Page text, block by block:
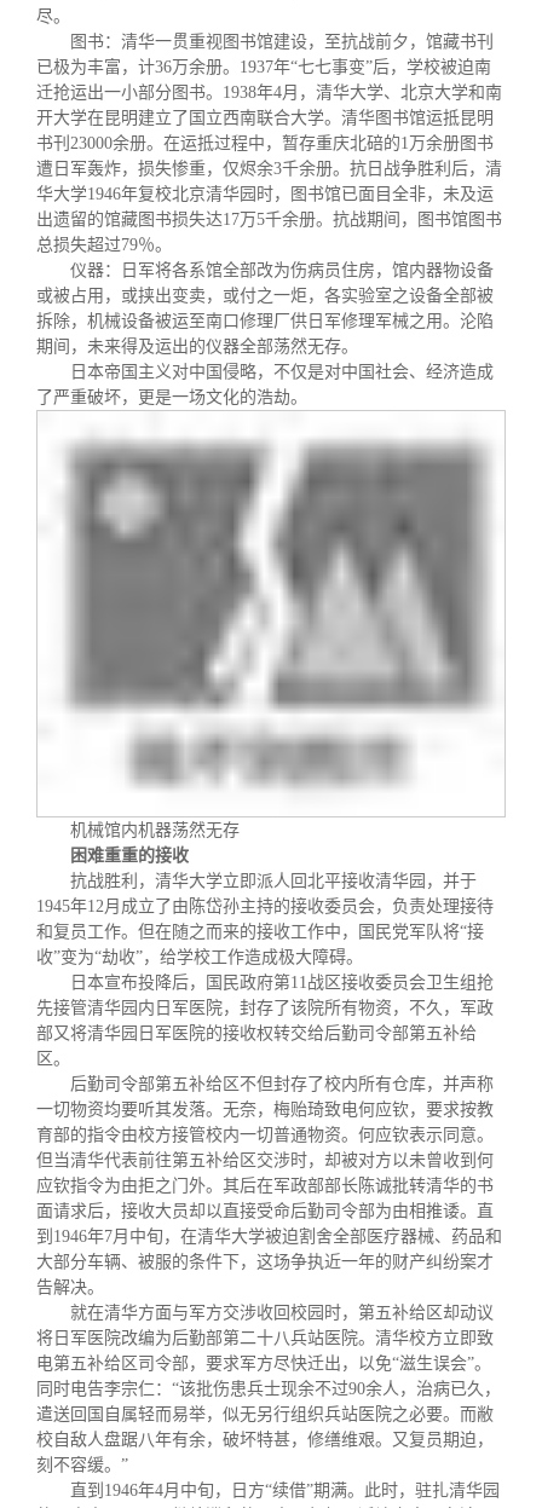
尽。
图书：清华一贯重视图书馆建设，至抗战前夕，馆藏书刊
已极为丰富，计36万余册。 1937年“七七事变”后，学校被迫南
迁抢运出一小部分图书。 1938年4月，清华大学、北京大学和南
开大学在昆明建立了国立西南联合大学。清华图书馆运抵昆明
书刊 23000余册。在运抵过程中，暂存重庆北碚的1 万余册图书
遭日军轰炸，损失惨重，仅烬余3千余册。抗日战争胜利后，清
华大学1946年复校北京清华园时，图书馆已面目全非，未及运
出遗留的馆藏图书损失达17万5千余册。抗战期间，图书馆图书
总损失超过79％。
仪器：日军将各系馆全部改为伤病员住房，馆内器物设备
或被占用，或挟出变卖，或付之一炬，各实验室之设备全部被
拆除，机械设备被运至南口修理厂供日军修理军械之用。沦陷
期间，未来得及运出的仪器全部荡然无存。
日本帝国主义对中国侵略，不仅是对中国社会、经济造成
了严重破坏，更是一场文化的浩劫。
机械馆内机器荡然无存
困难重重的接收
抗战胜利，清华大学立即派人回北平接收清华园，并于
1945年12 月成立了由陈岱孙主持的接收委员会，负责处理接待
和复员工作。但在随之而来的接收工作中，国民党军队将“接
收”变为“劫收”，给学校工作造成极大障碍。
日本宣布投降后，国民政府第11 战区接收委员会卫生组抢
先接管清华园内日军医院，封存了该院所有物资，不久，军政
部又将清华园日军医院的接收权转交给后勤司令部第五补给
区。
后勤司令部第五补给区不但封存了校内所有仓库，并声称
一切物资均要听其发落。无奈，梅贻琦致电何应钦，要求按教
育部的指令由校方接管校内一切普通物资。何应钦表示同意。
但当清华代表前往第五补给区交涉时，却被对方以未曾收到何
应钦指令为由拒之门外。其后在军政部部长陈诚批转清华的书
面请求后，接收大员却以直接受命后勤司令部为由相推诿。直
到 1946年7月中旬，在清华大学被迫割舍全部医疗器械、药品和
大部分车辆、被服的条件下，这场争执近一年的财产纠纷案才
告解决。
就在清华方面与军方交涉收回校园时，第五补给区却动议
将日军医院改编为后勤部第二十八兵站医院。清华校方立即致
电第五补给区司令部，要求军方尽快迁出，以免“滋生误会”。
同时电告李宗仁：“该批伤患兵士现余不过90余人，治病已久，
遣送回国自属轻而易举，似无另行组织兵站医院之必要。而敝
校自敌人盘踞八年有余，破坏特甚，修缮维艰。又复员期迫，
刻不容缓。”
直到 1946年4月中旬，日方“续借”期满。此时，驻扎清华园